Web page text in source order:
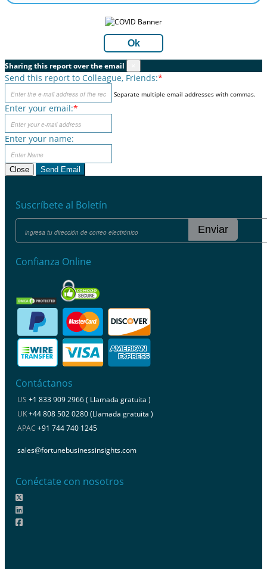
Ok
Sharing this report over the email
Send this report to Colleague, Friends:*
Separate multiple email addresses with commas.
Enter your email:*
Enter your name:
Close Send Email
Suscríbete al Boletín
Enviar
Confianza Online
Contáctanos
US +1 833 909 2966 ( Llamada gratuita )
UK+44 808 502 0280 (Llamada gratuita )
APAC +91 744 740 1245
sales@fortunebusinessinsights.com
Conéctate con nosotros